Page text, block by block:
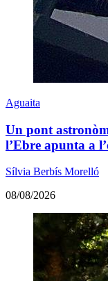
Aguaita
Un pont
l’Ebre apunta a
Sílvia Berbís Morelló
08/08/2026